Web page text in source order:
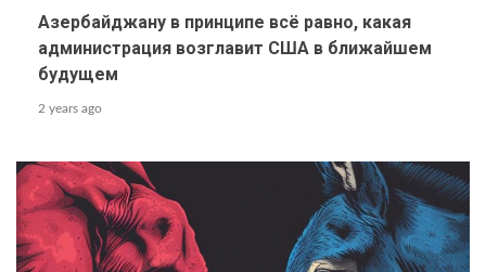
Азербайджану в принципе всё равно, какая
администрация возглавит США в ближайшем
будущем
2 years ago